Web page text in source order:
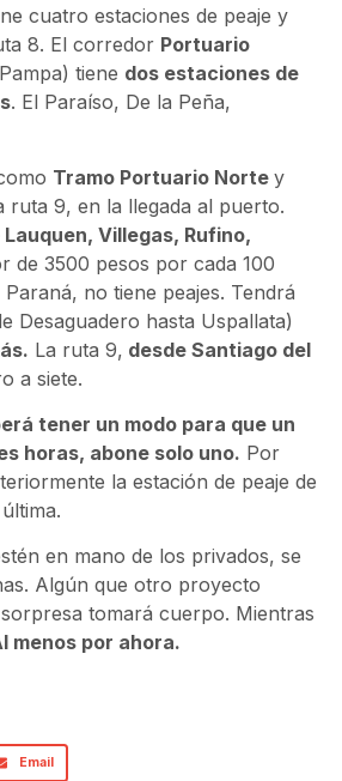
cuatro estaciones de peaje y
8. El corredor Portuario
tiene dos estaciones de
. El Paraíso, De la Peña,
Tramo Portuario Norte y
ruta 9, en la llegada al puerto.
Villegas, Rufino,
de 3500 pesos por cada 100
no tiene peajes. Tendrá
Desaguadero hasta Uspallata)
La ruta 9, desde Santiago del
a siete.
tener un modo para que un
horas, abone solo uno. Por
la estación de peaje de
en mano de los privados, se
Algún que otro proyecto
tomará cuerpo. Mientras
menos por ahora.
Email